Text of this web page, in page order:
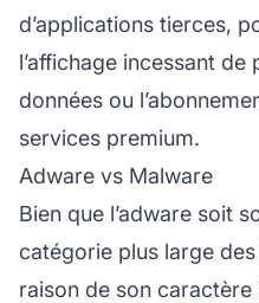
d’applications tierces,
l’affichage incessant
données ou
services premium.
Adware vs Malware
Bien que l’adware soit
catégorie plus large
raison de son